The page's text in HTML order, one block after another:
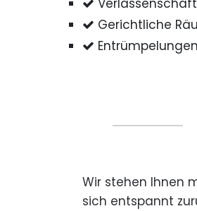
Gerichtliche
Wir stehen Ihnen
sich entspannt